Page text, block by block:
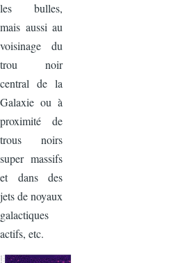
les bulles,
mais aussi au
voisinage du
trou noir
central de la
Galaxie ou à
proximité de
trous noirs
super massifs
et dans des
jets de noyaux
galactiques
actifs, etc.